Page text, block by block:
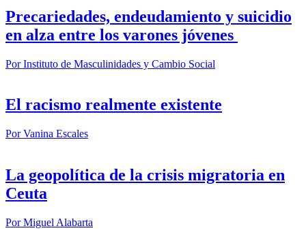
Precariedades, endeudamiento y suicidio
en alza entre los varones jóvenes
PorInstituto de Masculinidades y Cambio Social
El racismo realmente existente
PorVanina Escales
La geopolítica de la crisis migratoria en
Ceuta
PorMiguel Alabarta